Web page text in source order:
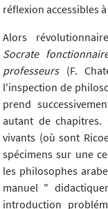
réflexion accessibles
Alors
Socrate
professeurs(F.
l'inspection de
prend
autant de
vivants (où sont
spécimens sur une
les philosophes
manuel "
introduction